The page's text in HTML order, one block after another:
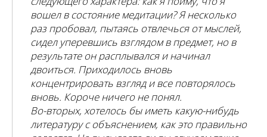
вошел в состояние медитации? Я несколько
раз пробовал, пытаясь отвлечься от мыслей,
сидел уперевшись взглядом в предмет, но в
результате он расплывался и начинал
двоиться. Приходилось вновь
концентрировать взгляд и все повторялось
вновь. Короче ничего не понял.
Во-вторых, хотелось бы иметь какую-нибудь
литературу с объяснением, как это правильно